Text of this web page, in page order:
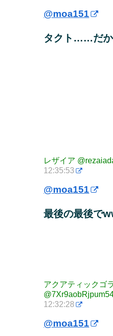
@moa151
タクト……だ
レザイア
12:35:53
@moa151
最後の最後で
アクアティックゴ
12:32:28
@moa151